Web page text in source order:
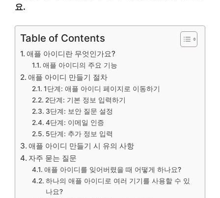
요.
Table of Contents
애플 아이디란 무엇인가요?
애플 아이디의 주요 기능
애플 아이디 만들기 절차
1단계: 애플 아이디 페이지로 이동하기
2단계: 기본 정보 입력하기
3단계: 보안 질문 설정
4단계: 이메일 인증
5단계: 추가 정보 입력
애플 아이디 만들기 시 유의 사항
자주 묻는 질문
애플 아이디를 잊어버렸을 때 어떻게 하나요?
하나의 애플 아이디로 여러 기기를 사용할 수 있
나요?